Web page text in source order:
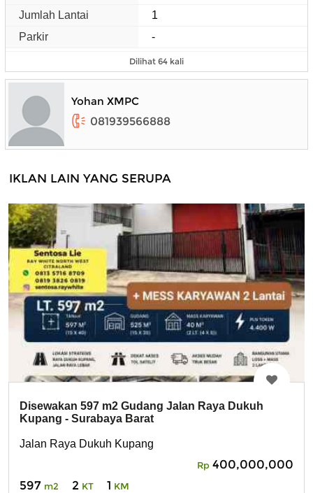
Jumlah Lantai
1
Parkir
-
Dilihat 64 kali
Yohan XMPC
081939566888
IKLAN LAIN YANG SERUPA
Disewakan 597 m2 Gudang Jalan Raya Dukuh
Kupang - Surabaya Barat
Jalan Raya Dukuh Kupang
Rp 400,000,000
597 m2 2 KT 1 KM